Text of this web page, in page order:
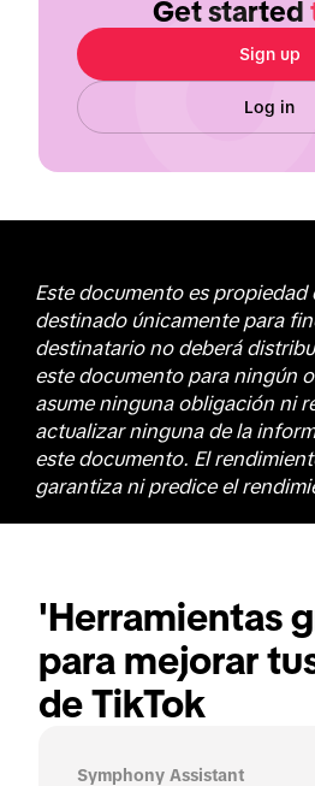
Get started
Sign up
Log in
Este documento es propiedad
destinado únicamente para
destinatario no deberá
este documento para ningún
asume ninguna obligación ni
actualizar ninguna de la
este documento. El
garantiza ni predice el
'Herramientas
para mejorar
de TikTok
Symphony Assistant